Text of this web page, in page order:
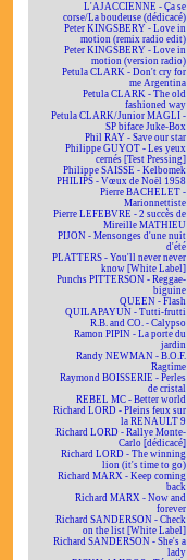
L'AJACCIENNE - Ça se
corse/La boudeuse (dédicacé)
Peter KINGSBERY - Love in
motion (remix radio edit)
Peter KINGSBERY - Love in
motion (version radio)
Petula CLARK - Don't cry for
me Argentina
Petula CLARK - The old
fashioned way
Petula CLARK/Junior MAGLI -
SP biface Juke-Box
Phil RAY - Save our star
Philippe GUYOT - Les yeux
cernés [Test Pressing]
Philippe SAISSE - Kelbomek
PHILIPS - Vœux de Noël 1958
Pierre BACHELET -
Marionnettiste
Pierre LEFEBVRE - 2 succès de
Mireille MATHIEU
PIJON - Mensonges d'une nuit
d'été
PLATTERS - You'll never never
know [White Label]
Punchs PITTERSON - Reggae-
biguine
QUEEN - Flash
QUILAPAYUN - Tutti-frutti
R.B. and CO. - Calypso
Ramon PIPIN - La porte du
jardin
Randy NEWMAN - B.O.F.
Ragtime
Raymond BOISSERIE - Perles
de cristal
REBEL MC - Better world
Richard LORD - Pleins feux sur
la RENAULT 9
Richard LORD - Rallye Monte-
Carlo [dédicacé]
Richard LORD - The winning
lion (it's time to go)
Richard MARX - Keep coming
back
Richard MARX - Now and
forever
Richard SANDERSON - Check
on the list [White Label]
Richard SANDERSON - She's a
lady